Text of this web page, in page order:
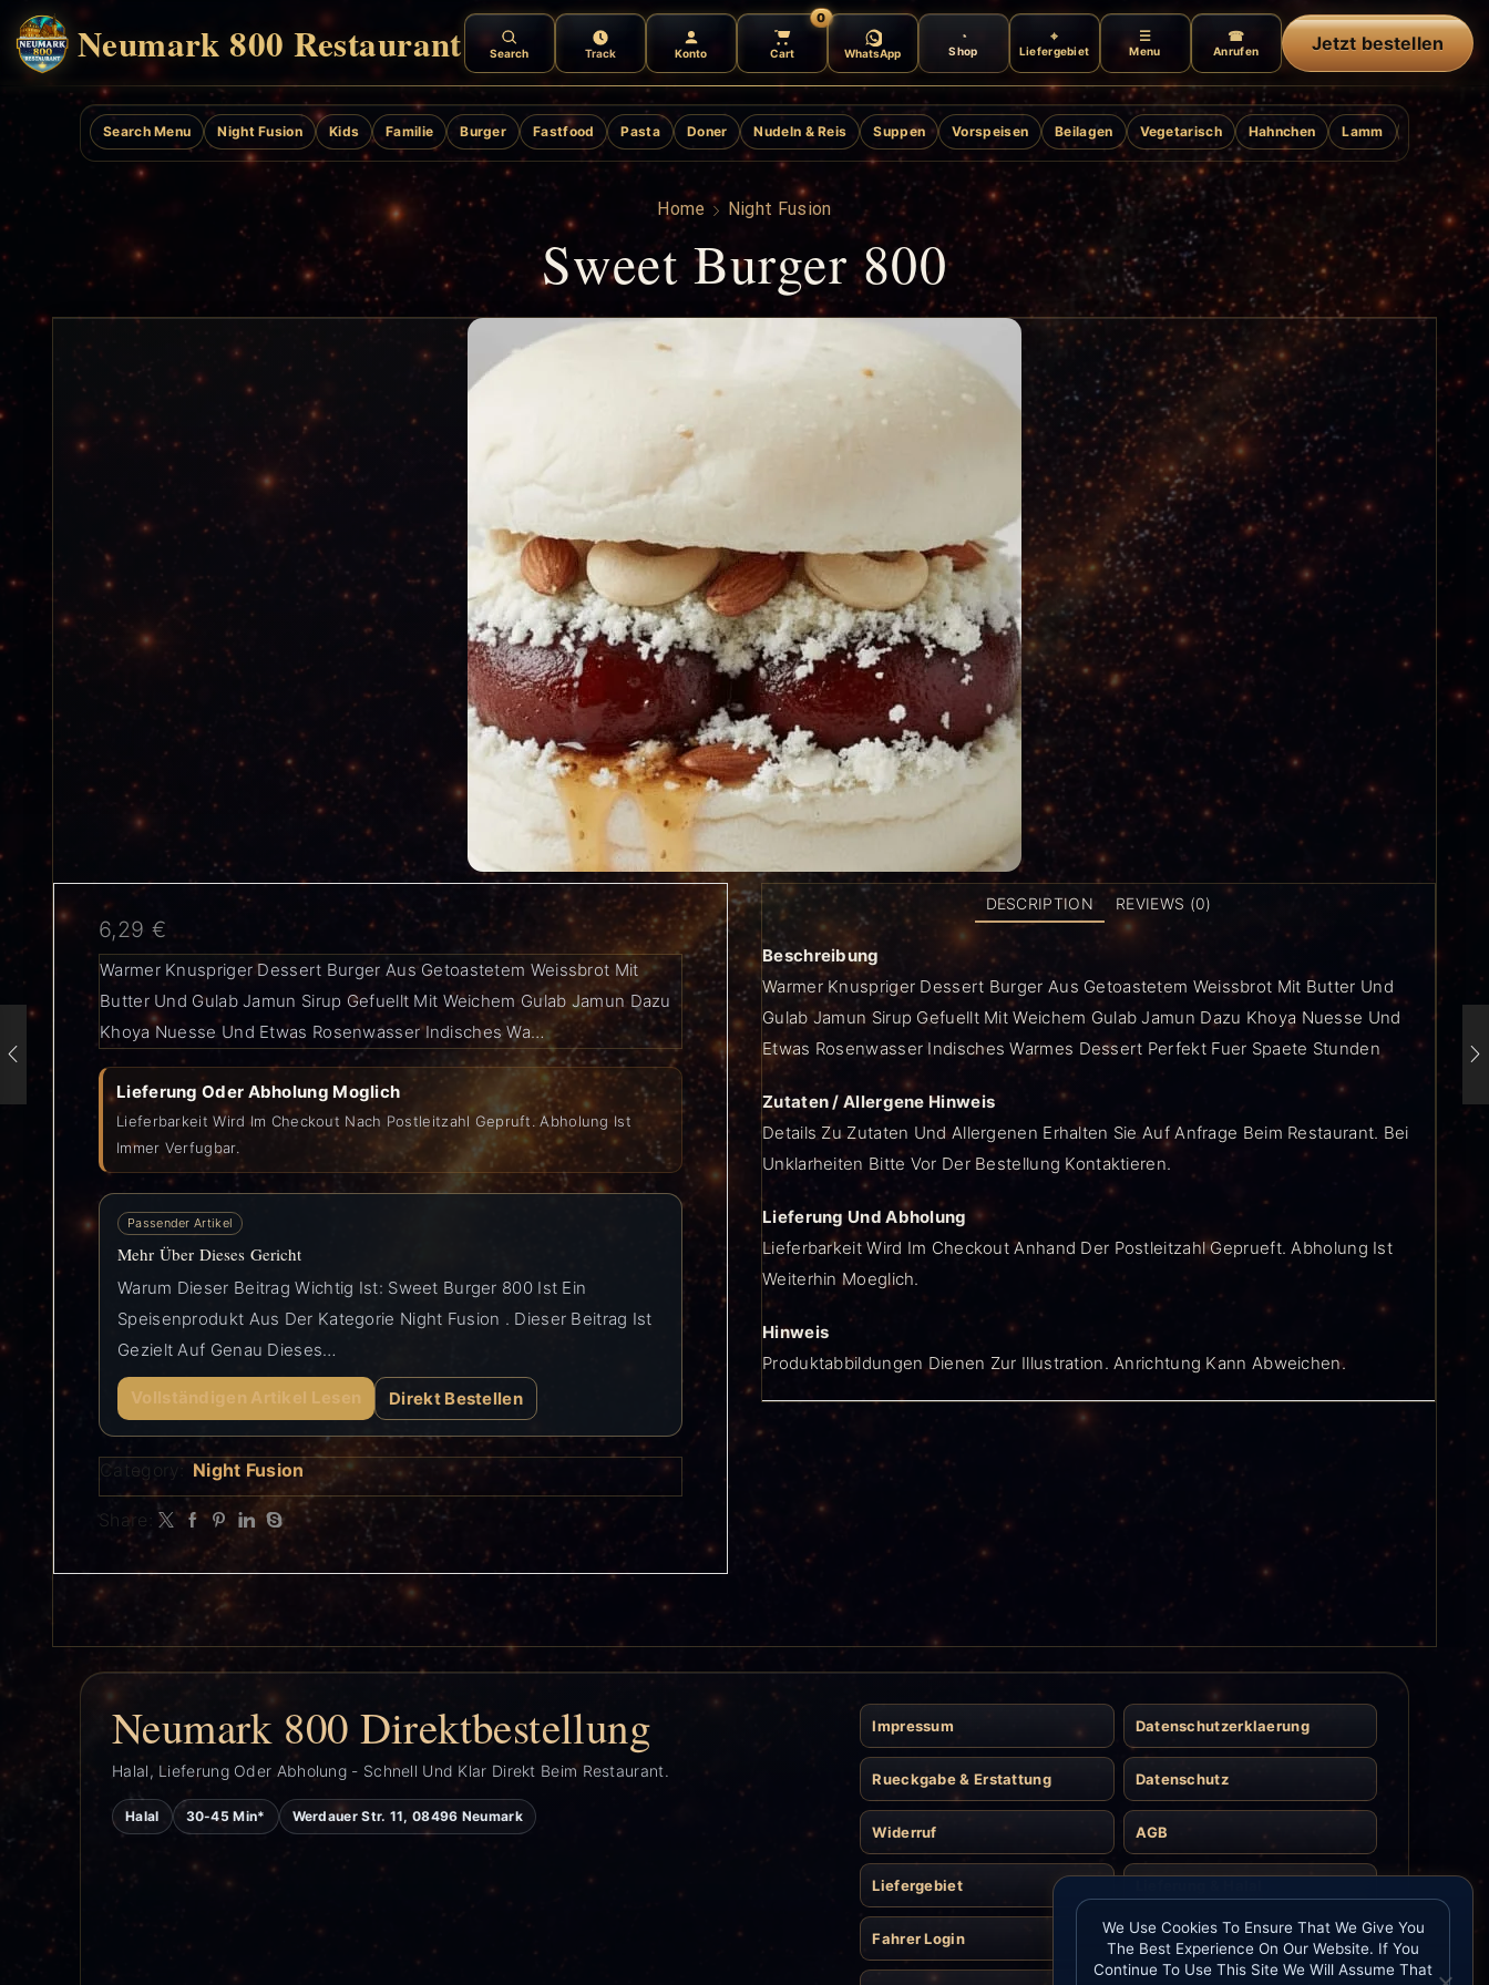
Neumark 800 Restaurant Menu
Shop Liefergebiet
Search Track Konto Cart
0
WhatsApp Anrufen Jetzt bestellen
Search Menu Night Fusion Kids Familie Burger Fastfood Pasta Doner Nudeln & Reis Suppen Vorspeisen Beilagen Vegetarisch Hahnchen Lamm Ente
Home Night Fusion
Sweet Burger 800
6,29 €
Warmer Knuspriger Dessert Burger Aus Getoastetem Weissbrot Mit
Butter Und Gulab Jamun Sirup Gefuellt Mit Weichem Gulab Jamun Dazu
Khoya Nuesse Und Etwas Rosenwasser Indisches Wa…
Lieferung Oder Abholung Moglich
Lieferbarkeit Wird Im Checkout Nach Postleitzahl Gepruft. Abholung Ist
Immer Verfugbar.
Passender Artikel
Mehr Über Dieses Gericht
Warum Dieser Beitrag Wichtig Ist: Sweet Burger 800 Ist Ein
Speisenprodukt Aus Der Kategorie Night Fusion . Dieser Beitrag Ist
Gezielt Auf Genau Dieses…
Vollständigen Artikel Lesen Direkt Bestellen
Category: Night Fusion
Share:
DESCRIPTION REVIEWS (0)
Beschreibung
Warmer Knuspriger Dessert Burger Aus Getoastetem Weissbrot Mit Butter Und
Gulab Jamun Sirup Gefuellt Mit Weichem Gulab Jamun Dazu Khoya Nuesse Und
Etwas Rosenwasser Indisches Warmes Dessert Perfekt Fuer Spaete Stunden
Zutaten / Allergene Hinweis
Details Zu Zutaten Und Allergenen Erhalten Sie Auf Anfrage Beim Restaurant. Bei
Unklarheiten Bitte Vor Der Bestellung Kontaktieren.
Lieferung Und Abholung
Lieferbarkeit Wird Im Checkout Anhand Der Postleitzahl Geprueft. Abholung Ist
Weiterhin Moeglich.
Hinweis
Produktabbildungen Dienen Zur Illustration. Anrichtung Kann Abweichen.
Neumark 800 Direktbestellung
Halal, Lieferung Oder Abholung - Schnell Und Klar Direkt Beim Restaurant.
Halal 30-45 Min* Werdauer Str. 11, 08496 Neumark
Impressum Datenschutzerklaerung
Rueckgabe & Erstattung Datenschutz
Widerruf AGB
Liefergebiet
Fahrer Login Kontakt
We Use Cookies To Ensure That We Give You
The Best Experience On Our Website. If You
Continue To Use This Site We Will Assume That